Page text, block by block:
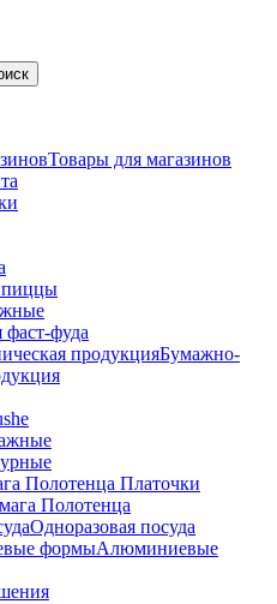
Товары для магазинов
пиццы
фаст-фуда
Бумажно-
Полотенца Платочки
Полотенца
Одноразовая посуда
Алюминиевые